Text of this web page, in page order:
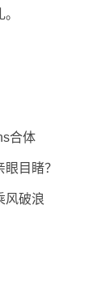
合体
目睹？
风破浪